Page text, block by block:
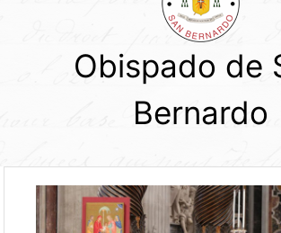
Obispado de
Bernardo